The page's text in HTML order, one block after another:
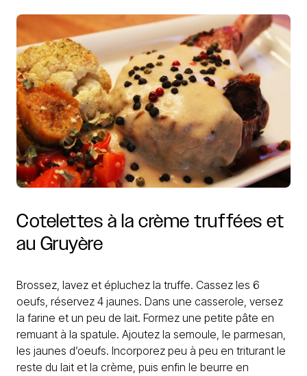
Cotelettes à la crème truffées et
au Gruyère
Brossez, lavez et épluchez la truffe. Cassez les 6
oeufs, réservez 4 jaunes. Dans une casserole, versez
la farine et un peu de lait. Formez une petite pâte en
remuant à la spatule. Ajoutez la semoule, le parmesan,
les jaunes d’oeufs. Incorporez peu à peu en triturant le
reste du lait et la crème, puis enfin le beurre en